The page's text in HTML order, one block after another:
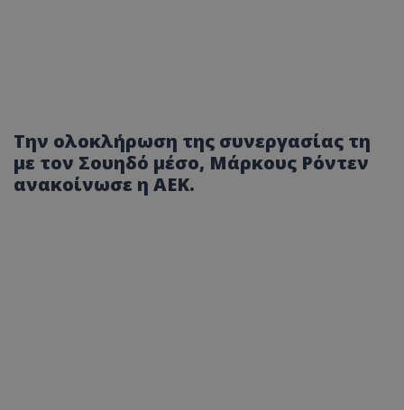
Την ολοκλήρωση της συνεργασίας τη
με τον Σουηδό μέσο, Μάρκους Ρόντεν
ανακοίνωσε η ΑΕΚ.